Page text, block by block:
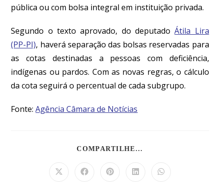
pública ou com bolsa integral em instituição privada.
Segundo o texto aprovado, do deputadoÁtila Lira
(PP-PI), haverá separação das bolsas reservadas para
as cotas destinadas a pessoas com deficiência,
indígenas ou pardos. Com as novas regras, o cálculo
da cota seguirá o percentual de cada subgrupo.
Fonte:Agência Câmara de Notícias
COMPARTILHE...